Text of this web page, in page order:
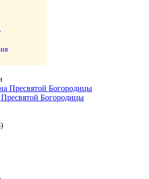
Богородицы
)